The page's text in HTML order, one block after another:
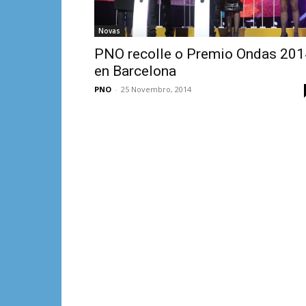
Novas
PNO recolle o Premio Ondas
en Barcelona
PNO - 25 Novembro, 2014